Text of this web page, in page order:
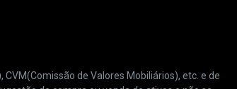
de Valores Mobiliários), etc. e de